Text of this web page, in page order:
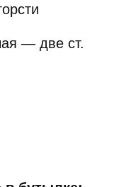
— две ст.